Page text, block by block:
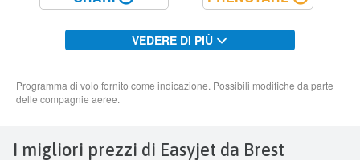
I migliori prezzi di Easyjet da Brest